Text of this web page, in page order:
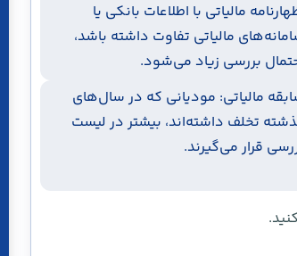
مالیاتی با اطلاعات بانکی یا
مالیاتی تفاوت داشته باشد،
بررسی زیاد می‌شود.
مالیاتی: مودیانی که در سال‌های
تخلف داشته‌اند، بیشتر در لیست
قرار می‌گیرند.